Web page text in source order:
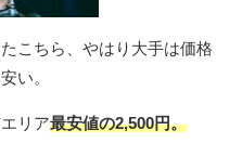
こちら、やはり大手は価格
い。
リア最安値の2,500円。